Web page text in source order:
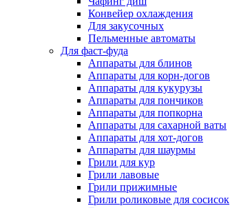
Конвейер охлаждения
Для закусочных
Пельменные автоматы
Для фаст-фуда
Аппараты для блинов
Аппараты для корн-догов
Аппараты для кукурузы
Аппараты для пончиков
Аппараты для попкорна
Аппараты для сахарной ваты
Аппараты для хот-догов
Аппараты для шаурмы
Грили для кур
Грили лавовые
Грили прижимные
Грили роликовые для сосисок